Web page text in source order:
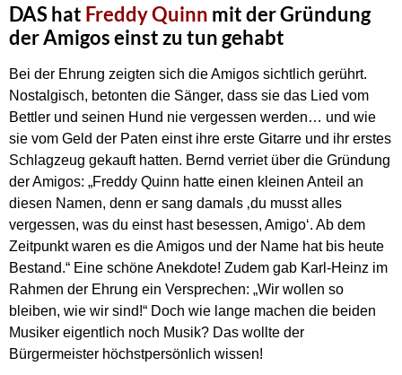
DAS hat Freddy Quinn mit der Gründung
der Amigos einst zu tun gehabt
Bei der Ehrung zeigten sich die Amigos sichtlich gerührt.
Nostalgisch, betonten die Sänger, dass sie das Lied vom
Bettler und seinen Hund nie vergessen werden… und wie
sie vom Geld der Paten einst ihre erste Gitarre und ihr erstes
Schlagzeug gekauft hatten. Bernd verriet über die Gründung
der Amigos: „Freddy Quinn hatte einen kleinen Anteil an
diesen Namen, denn er sang damals ‚du musst alles
vergessen, was du einst hast besessen, Amigo‘. Ab dem
Zeitpunkt waren es die Amigos und der Name hat bis heute
Bestand.“ Eine schöne Anekdote! Zudem gab Karl-Heinz im
Rahmen der Ehrung ein Versprechen: „Wir wollen so
bleiben, wie wir sind!“ Doch wie lange machen die beiden
Musiker eigentlich noch Musik? Das wollte der
Bürgermeister höchstpersönlich wissen!